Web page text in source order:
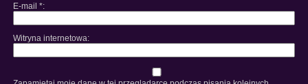
E-mail *
Witryna internetowa